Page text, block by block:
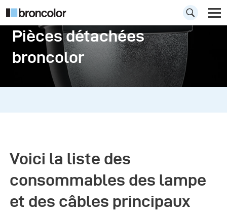
Pièces détachées
broncolor
Voici la liste des
consommables des lampe
et des câbles principaux